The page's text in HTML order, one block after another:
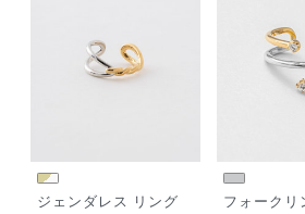
ジェンダレス リング
フォークリ